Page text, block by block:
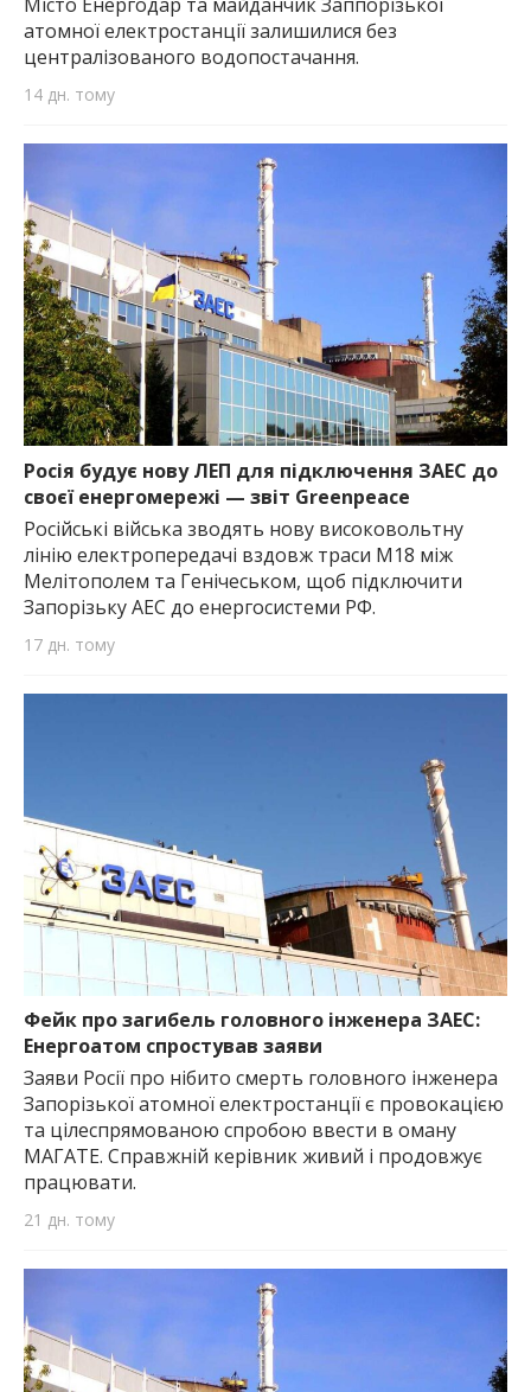
атомної електростанції залишилися без
централізованого водопостачання.
14 дн. тому
Росія будує нову ЛЕП для підключення ЗАЕС до
своєї енергомережі — звіт Greenpeace
Російські війська зводять нову високовольтну
лінію електропередачі вздовж траси М18 між
Мелітополем та Генічеськом, щоб підключити
Запорізьку АЕС до енергосистеми РФ.
17 дн. тому
Фейк про загибель головного інженера ЗАЕС:
Енергоатом спростував заяви
Заяви Росії про нібито смерть головного інженера
Запорізької атомної електростанції є провокацією
та цілеспрямованою спробою ввести в оману
МАГАТЕ. Справжній керівник живий і продовжує
працювати.
21 дн. тому